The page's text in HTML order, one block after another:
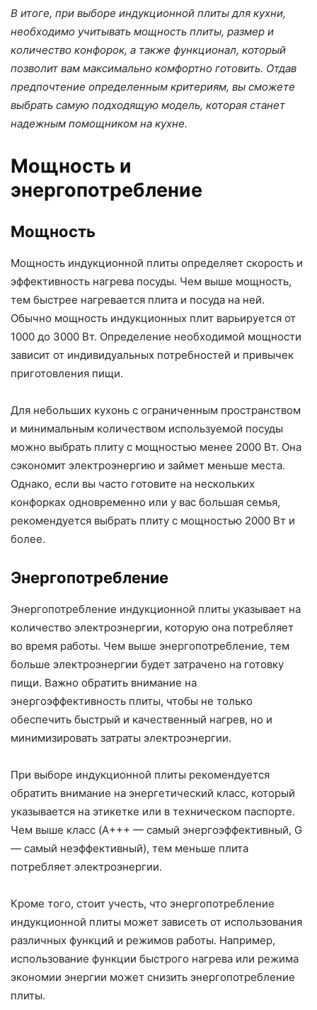
В итоге, при выборе индукционной плиты для кухни,
необходимо учитывать мощность плиты, размер и
количество конфорок, а также функционал, который
позволит вам максимально комфортно готовить. Отдав
предпочтение определенным критериям, вы сможете
выбрать самую подходящую модель, которая станет
надежным помощником на кухне.
Мощность и
энергопотребление
Мощность
Мощность индукционной плиты определяет скорость и
эффективность нагрева посуды. Чем выше мощность,
тем быстрее нагревается плита и посуда на ней.
Обычно мощность индукционных плит варьируется от
1000 до 3000 Вт. Определение необходимой мощности
зависит от индивидуальных потребностей и привычек
приготовления пищи.
Для небольших кухонь с ограниченным пространством
и минимальным количеством используемой посуды
можно выбрать плиту с мощностью менее 2000 Вт. Она
сэкономит электроэнергию и займет меньше места.
Однако, если вы часто готовите на нескольких
конфорках одновременно или у вас большая семья,
рекомендуется выбрать плиту с мощностью 2000 Вт и
более.
Энергопотребление
Энергопотребление индукционной плиты указывает на
количество электроэнергии, которую она потребляет
во время работы. Чем выше энергопотребление, тем
больше электроэнергии будет затрачено на готовку
пищи. Важно обратить внимание на
энергоэффективность плиты, чтобы не только
обеспечить быстрый и качественный нагрев, но и
минимизировать затраты электроэнергии.
При выборе индукционной плиты рекомендуется
обратить внимание на энергетический класс, который
указывается на этикетке или в техническом паспорте.
Чем выше класс (A+++ — самый энергоэффективный, G
— самый неэффективный), тем меньше плита
потребляет электроэнергии.
Кроме того, стоит учесть, что энергопотребление
индукционной плиты может зависеть от использования
различных функций и режимов работы. Например,
использование функции быстрого нагрева или режима
экономии энергии может снизить энергопотребление
плиты.